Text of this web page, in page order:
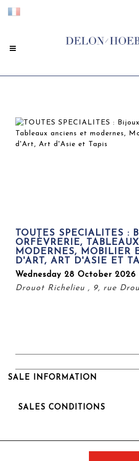
TOUTES SPECIALITES :
ORFÈVRERIE,
MODERNES, MOBILIER
D'ART, ART D'ASIE ET
Wednesday 28 October 2026
Drouot Richelieu , 9, rue
SALE INFORMATION
SALES CONDITIONS